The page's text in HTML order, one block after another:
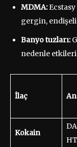
MDMA:
gergin,
Banyo tuzları:
nedenle
İlaç
Kokain
HT